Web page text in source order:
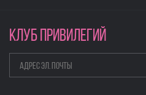
КЛУБ ПРИВИЛЕГИЙ